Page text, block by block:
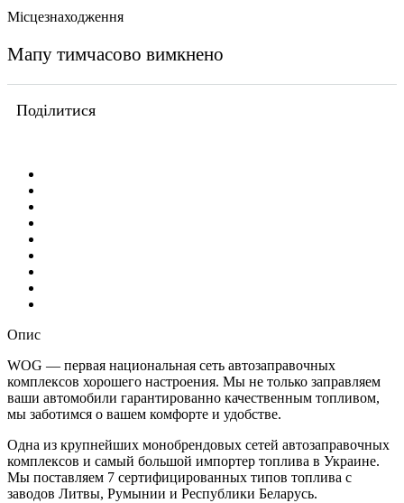
Місцезнаходження
Мапу тимчасово вимкнено
Поділитися
Опис
WOG — первая национальная сеть автозаправочных
комплексов хорошего настроения. Мы не только заправляем
ваши автомобили гарантированно качественным топливом,
мы заботимся о вашем комфорте и удобстве.
Одна из крупнейших монобрендовых сетей автозаправочных
комплексов и самый большой импортер топлива в Украине.
Мы поставляем 7 сертифицированных типов топлива с
заводов Литвы, Румынии и Республики Беларусь.